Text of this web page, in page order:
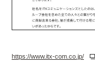
https://www.itx-com.co.jp/